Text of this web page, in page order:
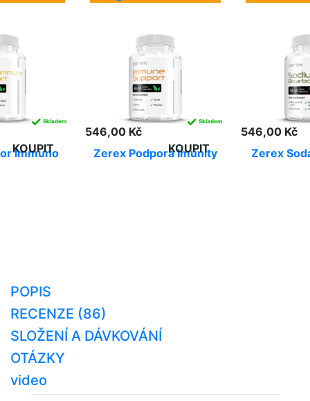
Immuno
✓ Skladem
KOUPIT Zerex Podpora Imunity
546,00 Kč
✓ Skladem
KOUPIT Zerex
546,00 Kč
POPIS
RECENZE (86)
SLOŽENÍ A DÁVKOVÁNÍ
OTÁZKY
video